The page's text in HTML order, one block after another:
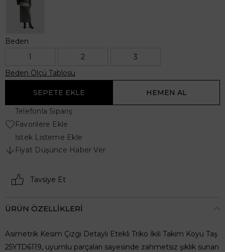
Beden
1
2
3
Beden Ölçü Tablosu
Telefonla Sipariş
Favorilere Ekle
İstek Listeme Ekle
Fiyat Düşünce Haber Ver
Tavsiye Et
ÜRÜN ÖZELLIKLERI
Asimetrik Kesim Çizgi Detaylı Etekli Triko İkili Takım Koyu Taş
25YTD6119, uyumlu parçaları sayesinde zahmetsiz şıklık sunan